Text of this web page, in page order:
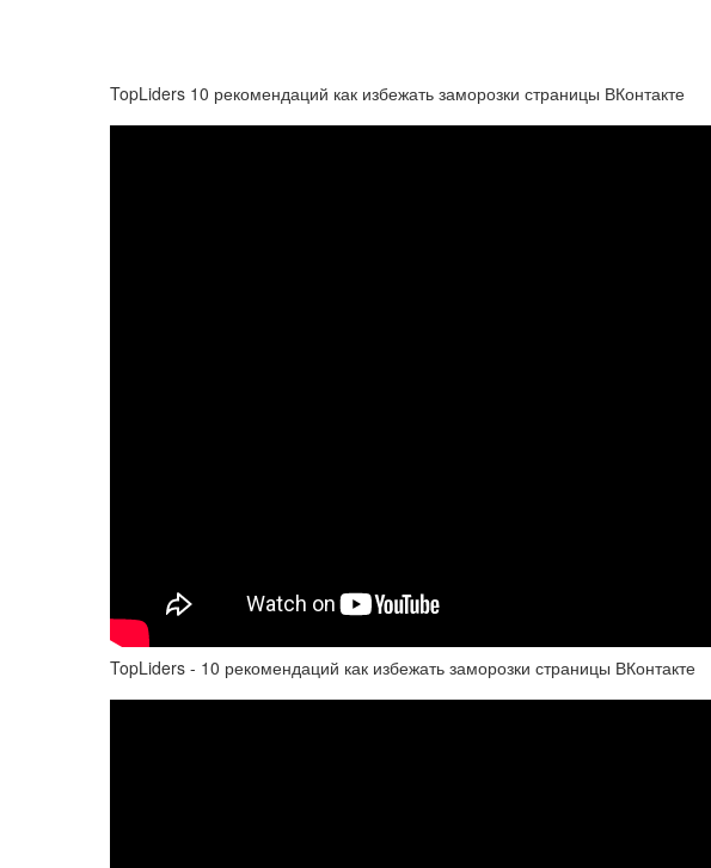
TopLiders 10 рекомендаций как избежать заморозки страницы ВКонтакте
TopLiders - 10 рекомендаций как избежать заморозки страницы ВКонтакте